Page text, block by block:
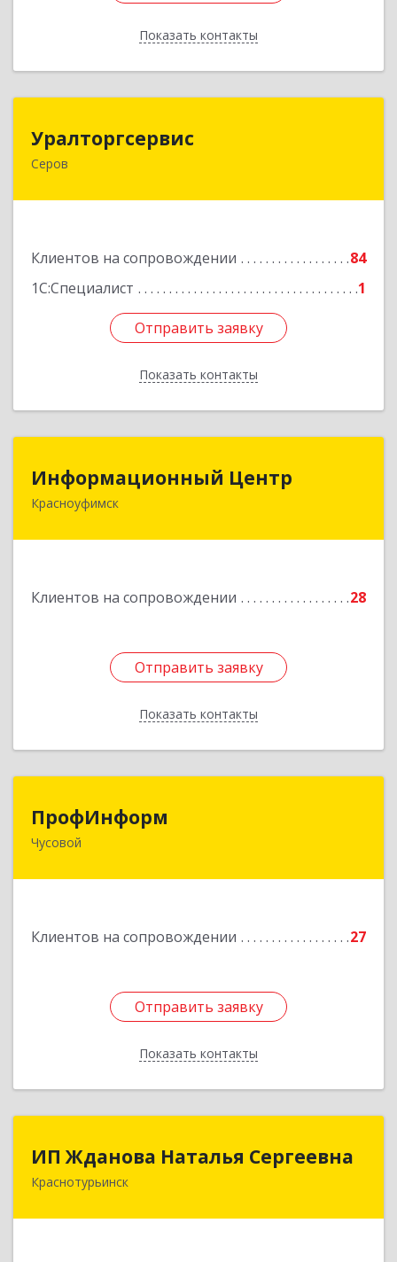
Показать контакты
Назад
Уралторгсервис
Серов
Клиентов на сопровождении
84
1С:Специалист
1
Отправить заявку
Показать контакты
624980, Свердловская обл, Серов г, Кирова ул,
Отправить заявку
Назад
Информационный Центр
Красноуфимск
Клиентов на сопровождении 28
Отправить заявку
Показать контакты
Информационный Центр
623300, Свердловская обл, Красноуфимск г,
Отправить заявку
Назад
ПрофИнформ
Чусовой
Клиентов на сопровождении 27
Отправить заявку
Показать контакты
618204, Пермский край, г.о. Чусовской, Чусовой
Отправить заявку
Назад
ИП Жданова Наталья Сергеевна
Краснотурьинск